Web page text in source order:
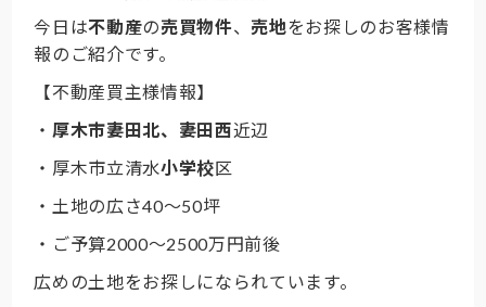
今日は不動産の売買物件、 売地をお探しのお客様情
報のご紹介です。
【不動産買主様情報】
・ 厚木市妻田北、妻田西近辺
・厚木市立清水小学校区
・土地の広さ40～50坪
・ご予算2000～2500万円前後
広めの土地をお探しになられています。